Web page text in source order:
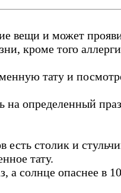
вещи и может
кроме того
тату и
на определенный
столик и
тату.
а солнце опаснее в